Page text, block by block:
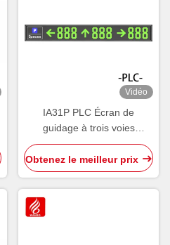
Vidéo
IA31P PLC Écran de
guidage à trois voies
intérieur Affichage de
stationnement à LED
Obtenez le meilleur prix